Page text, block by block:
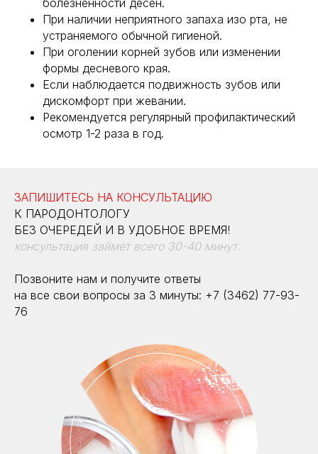
При наличии неприятного запаха изо рта, не
устраняемого обычной гигиеной.
При оголении корней зубов или изменении
формы десневого края.
Если наблюдается подвижность зубов или
дискомфорт при жевании.
Рекомендуется регулярный профилактический
осмотр 1-2 раза в год.
ЗАПИШИТЕСЬ НА КОНСУЛЬТАЦИЮ
К ПАРОДОНТОЛОГУ
БЕЗ ОЧЕРЕДЕЙ И В УДОБНОЕ ВРЕМЯ!
консультация займет всего 30-40 минут.
Позвоните нам и получите ответы
на все свои вопросы за 3 минуты: +7 (3462) 77-93-
76